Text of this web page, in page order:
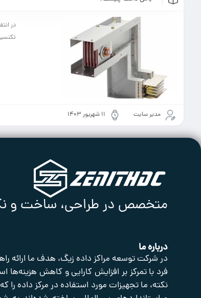
در
مدیر سایت ۱۱ شهریور ۱۴۰۳
متخصص در طراحی، ساخت و
درباره ما
در شرکت توسعه مراکز داده زیگ، هدف ما ارائه
فرد با تمرکز بر افزایش کارایی و کاهش هزینه‌ها
نکته، ما تجهیزات مورد استفاده در مرکز داده را